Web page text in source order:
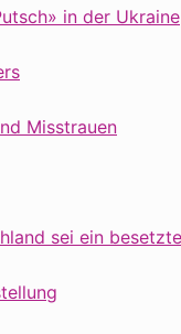
in der Ukraine
Misstrauen
sei ein